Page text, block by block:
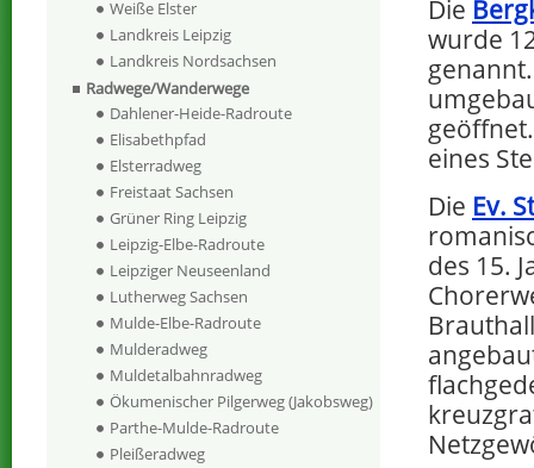
Die
wurde
eines
Die Ev.
des 15.
Weiße Elster
Landkreis Leipzig
Landkreis Nordsachsen
Radwege/Wanderwege
Dahlener-Heide-Radroute
Elisabethpfad
Elsterradweg
Freistaat Sachsen
Grüner Ring Leipzig
Leipzig-Elbe-Radroute
Leipziger Neuseenland
Lutherweg Sachsen
Mulde-Elbe-Radroute
Mulderadweg
Muldetalbahnradweg
Ökumenischer Pilgerweg (Jakobsweg)
Parthe-Mulde-Radroute
Pleißeradweg